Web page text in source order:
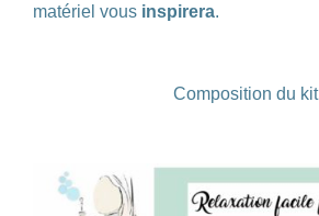
matériel vous inspirera.
Composition du kit